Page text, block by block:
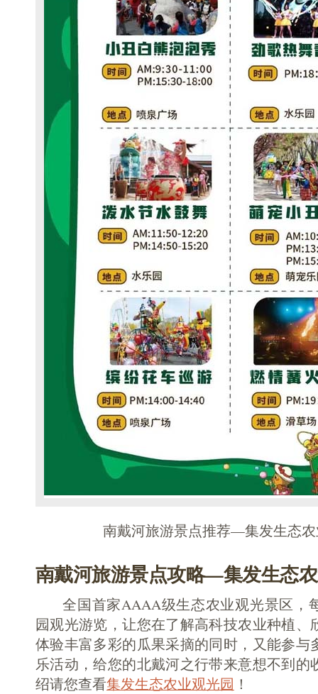
南戴河旅游景点推荐—集发生态
南戴河旅游景点攻略—集发生态
全国首家AAAA级生态农业观光景区，
园观光游览，让您在了解高科技农业种植、
体验丰富多彩的瓜果采摘的同时，又能参与
乐活动，给您的北戴河之行带来意想不到的
绍请您查看集发生态农业观光园 ！